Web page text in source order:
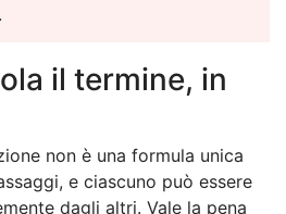
il termine, in
non è una formula unica
e ciascuno può essere
dagli altri. Vale la pena